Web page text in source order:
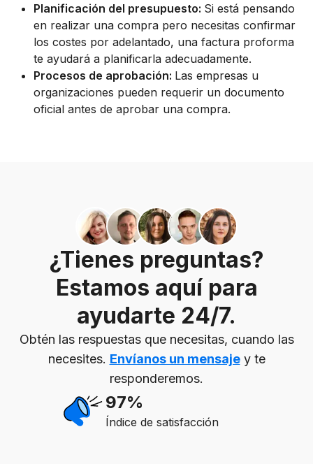
Planificación del presupuesto: Si está pensando
en realizar una compra pero necesitas confirmar
los costes por adelantado, una factura proforma
te ayudará a planificarla adecuadamente.
Procesos de aprobación: Las empresas u
organizaciones pueden requerir un documento
oficial antes de aprobar una compra.
¿Tienes preguntas?
Estamos aquí para
ayudarte 24/7.
Obtén las respuestas que necesitas, cuando las
necesites. Envíanos un mensajey te
responderemos.
97%
Índice de satisfacción